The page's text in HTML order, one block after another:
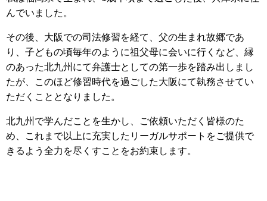
んでいました。
その後、大阪での司法修習を経て、父の生まれ故郷であ
り、子どもの頃毎年のように祖父母に会いに行くなど、縁
のあった北九州にて弁護士としての第一歩を踏み出しまし
たが、このほど修習時代を過ごした大阪にて執務させてい
ただくこととなりました。
北九州で学んだことを生かし、ご依頼いただく皆様のた
め、これまで以上に充実したリーガルサポートをご提供で
きるよう全力を尽くすことをお約束します。